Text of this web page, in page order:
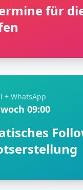
für
+ WhatsApp
09:00